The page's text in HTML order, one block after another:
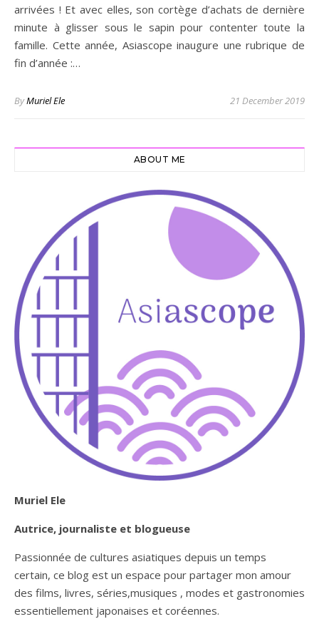
arrivées ! Et avec elles, son cortège d’achats de dernière
minute à glisser sous le sapin pour contenter toute la
famille. Cette année, Asiascope inaugure une rubrique de
fin d’année :…
ByMuriel Ele 21 December 2019
ABOUT ME
Muriel Ele
Autrice, journaliste et blogueuse
Passionnée de cultures asiatiques depuis un temps
certain, ce blog est un espace pour partager mon amour
des films, livres, séries,musiques , modes et gastronomies
essentiellement japonaises et coréennes.